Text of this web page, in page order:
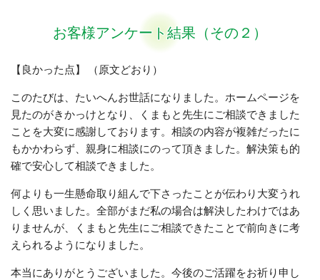
お客様アンケート結果（その２）
【良かった点】 （原文どおり）
このたびは、たいへんお世話になりました。ホームページを
見たのがきかっけとなり、くまもと先生にご相談できました
ことを大変に感謝しております。相談の内容が複雑だったに
もかかわらず、親身に相談にのって頂きました。解決策も的
確で安心して相談できました。
何よりも一生懸命取り組んで下さったことが伝わり大変うれ
しく思いました。全部がまだ私の場合は解決したわけではあ
りませんが、くまもと先生にご相談できたことで前向きに考
えられるようになりました。
本当にありがとうございました。今後のご活躍をお祈り申し